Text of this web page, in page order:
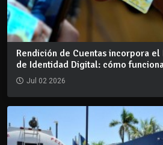
Rendición de Cuentas incorpora
de Identidad Digital: cómo
Jul 02 2026